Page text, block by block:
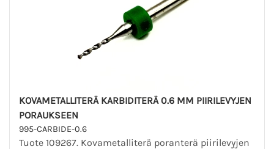
KOVAMETALLITERÄ KARBIDITERÄ 0.6 MM PIIRILEVYJEN
PORAUKSEEN
995-CARBIDE-0.6
Tuote 109267. Kovametalliterä poranterä piirilevyjen